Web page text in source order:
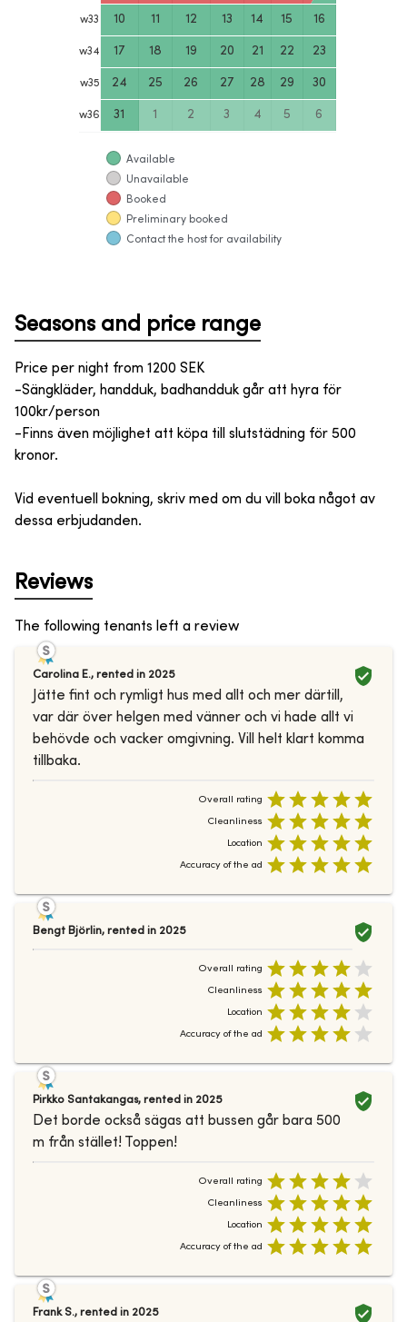
w33 10 11 12 13 14 15 16
w34 17 18 19 20 21 22 23
w35 24 25 26 27 28 29 30
w36 31 1 2 3 4 5 6
Available
Unavailable
Booked
Preliminary booked
Contact the host for availability
Seasons and price range
Price per night from 1200 SEK
-Sängkläder, handduk, badhandduk går att hyra för
100kr/person
-Finns även möjlighet att köpa till slutstädning för 500
kronor.
Vid eventuell bokning, skriv med om du vill boka något av
dessa erbjudanden.
Reviews
The following tenants left a review
Carolina E., rented in 2025
Jätte fint och rymligt hus med allt och mer därtill,
var där över helgen med vänner och vi hade allt vi
behövde och vacker omgivning. Vill helt klart komma
tillbaka.
Overall rating
Cleanliness
Location
Accuracy of the ad
Bengt Björlin, rented in 2025
Overall rating
Cleanliness
Location
Accuracy of the ad
Pirkko Santakangas, rented in 2025
Det borde också sägas att bussen går bara 500
m från stället! Toppen!
Overall rating
Cleanliness
Location
Accuracy of the ad
Frank S., rented in 2025